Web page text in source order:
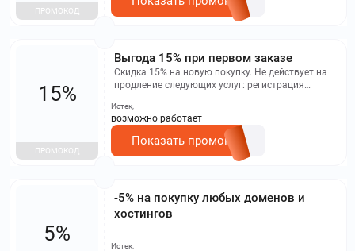
ПРОМОКОД
Выгода 15% при первом заказе
Скидка 15% на новую покупку. Не действует на
продление следующих услуг: регистрация
программирования. Не суммируются с другими
скидками. Работает правило максимальной
скидки.
15%
ПРОМОКОД
Истек,
возможно работает
Показать промокод
-5% на покупку любых доменов и
хостингов
5%
Истек,